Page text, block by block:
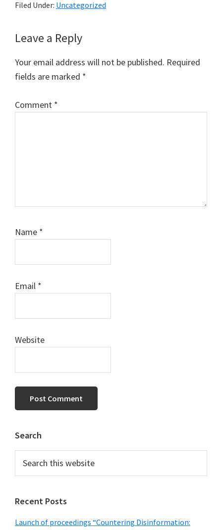
Filed Under: Uncategorized
Reader
Interactions
Leave a Reply
Your email address will not be published. Required
fields are marked *
Comment *
Name *
Email *
Website
Primary
Sidebar
Search
this
Recent Posts
Launch of proceedings “Countering Disinformation: